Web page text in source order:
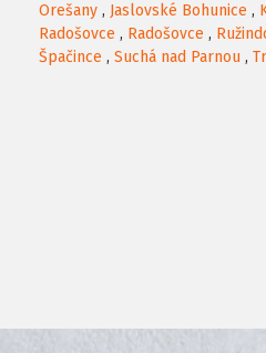
Orešany , Jaslovské Bohunice ,
Radošovce , Radošovce ,
Špačince , Suchá nad Parnou ,